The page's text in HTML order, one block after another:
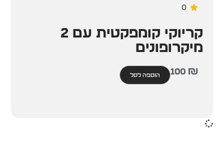
0
קריוקי קומפקטית עם 2
מיקרופונים
100 ₪ הוספה לסל